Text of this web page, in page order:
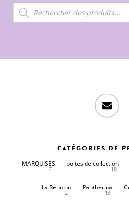
Recherche
de
produits
email
Catégories de
MARQUISES
7
boites de collection
18
La Reunion
2
Pantherina
13